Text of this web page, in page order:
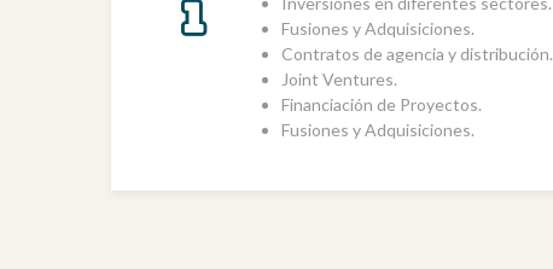
Fusiones y Adquisiciones.
Contratos de agencia y distribución.
Joint Ventures.
Financiación de Proyectos.
Fusiones y Adquisiciones.